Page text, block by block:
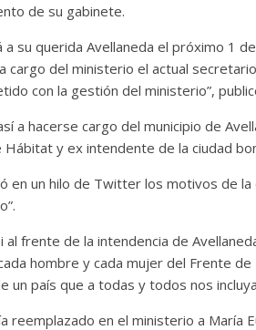
de su gabinete.
a su querida Avellaneda el próximo 1
cargo del ministerio el actual
con la gestión del ministerio”,
a hacerse cargo del municipio de
Hábitat y ex intendente de la ciudad
en un hilo de Twitter los motivos de
al frente de la intendencia de
hombre y cada mujer del Frente
un país que a todas y todos nos
reemplazado en el ministerio a María